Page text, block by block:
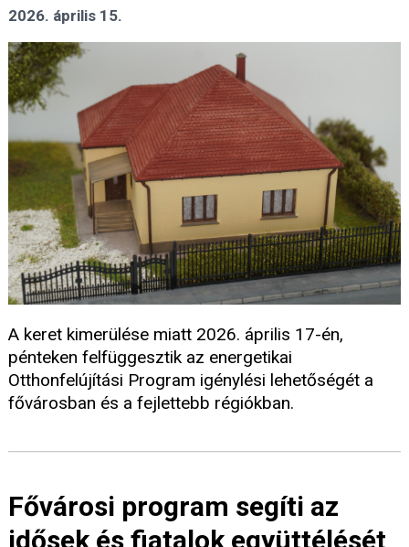
2026. április 15.
A keret kimerülése miatt 2026. április 17-én,
pénteken felfüggesztik az energetikai
Otthonfelújítási Program igénylési lehetőségét a
fővárosban és a fejlettebb régiókban.
Fővárosi program segíti az
idősek és fiatalok együttélését